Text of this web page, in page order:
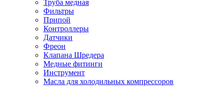
Труба медная
Фильтры
Припой
Контроллеры
Датчики
Фреон
Клапана Шредера
Медные фитинги
Инструмент
Масла для холодильных компрессоров